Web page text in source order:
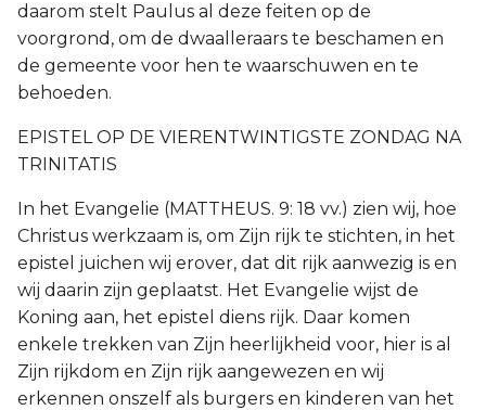
daarom stelt Paulus al deze feiten op de
voorgrond, om de dwaalleraars te beschamen en
de gemeente voor hen te waarschuwen en te
behoeden.
EPISTEL OP DE VIERENTWINTIGSTE ZONDAG NA
TRINITATIS
In het Evangelie (MATTHEUS. 9: 18 vv.) zien wij, hoe
Christus werkzaam is, om Zijn rijk te stichten, in het
epistel juichen wij erover, dat dit rijk aanwezig is en
wij daarin zijn geplaatst. Het Evangelie wijst de
Koning aan, het epistel diens rijk. Daar komen
enkele trekken van Zijn heerlijkheid voor, hier is al
Zijn rijkdom en Zijn rijk aangewezen en wij
erkennen onszelf als burgers en kinderen van het